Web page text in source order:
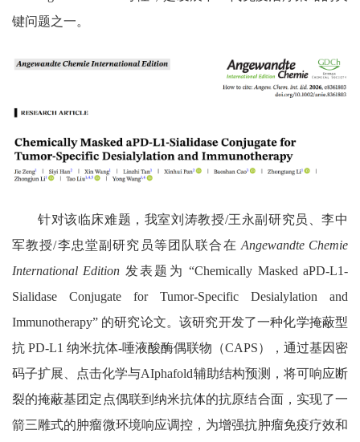
键问题之一。
针对该临床难题，我室刘涛教授/王永副研究员、李中
军教授/李忠堂副研究员等团队联合在 Angewandte Chemie
International Edition 发表题为 “Chemically Masked aPD-L1-
Sialidase Conjugate for Tumor-Specific Desialylation and
Immunotherapy” 的研究论文。该研究开发了一种化学掩蔽型
抗 PD-L1 纳米抗体-唾液酸酶偶联物（CAPS），通过基因密
码子扩展、点击化学与AIphafold辅助结构预测，将可响应断
裂的掩蔽基团定点偶联到纳米抗体的抗原结合面，实现了一
箭三雕式的肿瘤微环境响应调控，为增强抗肿瘤免疫疗效和